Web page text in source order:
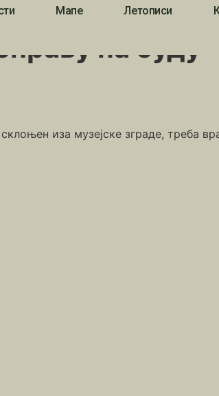
Мапе Летописи
на суду
иза музејске зграде, треба